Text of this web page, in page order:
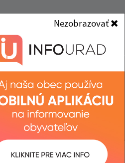
Nezobrazovať